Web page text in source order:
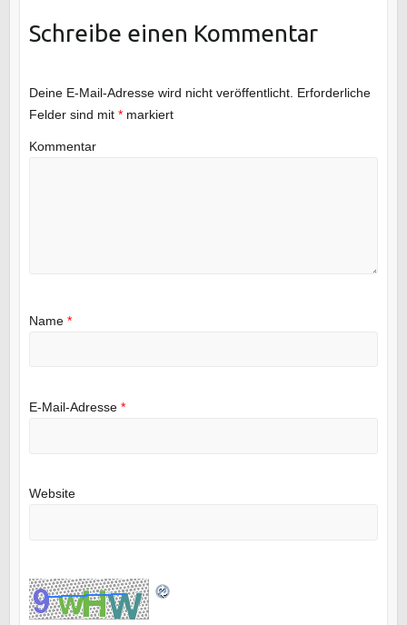
Schreibe einen Kommentar
Deine E-Mail-Adresse wird nicht veröffentlicht. Erforderliche
Felder sind mit *markiert
Kommentar
Name *
E-Mail-Adresse *
Website